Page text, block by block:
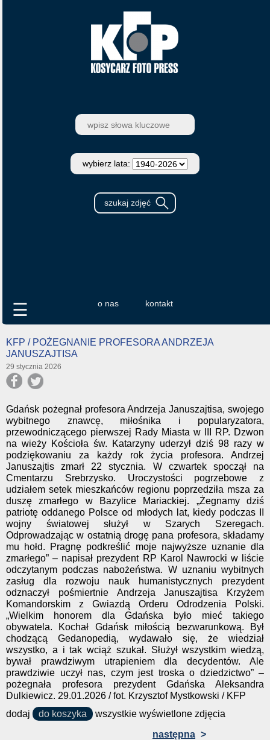
wybierz lata:
o nas kontakt
☰
KFP / POŻEGNANIE PROFESORA ANDRZEJA
JANUSZAJTISA
29 stycznia 2026
Gdańsk pożegnał profesora Andrzeja Januszajtisa, swojego
wybitnego znawcę, miłośnika i popularyzatora,
przewodniczącego pierwszej Rady Miasta w III RP. Dzwon
na wieży Kościoła św. Katarzyny uderzył dziś 98 razy w
podziękowaniu za każdy rok życia profesora. Andrzej
Januszajtis zmarł 22 stycznia. W czwartek spoczął na
Cmentarzu Srebrzysko. Uroczystości pogrzebowe z
udziałem setek mieszkańców regionu poprzedziła msza za
duszę zmarłego w Bazylice Mariackiej. „Żegnamy dziś
patriotę oddanego Polsce od młodych lat, kiedy podczas II
wojny światowej służył w Szarych Szeregach.
Odprowadzając w ostatnią drogę pana profesora, składamy
mu hołd. Pragnę podkreślić moje najwyższe uznanie dla
zmarłego” – napisał prezydent RP Karol Nawrocki w liście
odczytanym podczas nabożeństwa. W uznaniu wybitnych
zasług dla rozwoju nauk humanistycznych prezydent
odznaczył pośmiertnie Andrzeja Januszajtisa Krzyżem
Komandorskim z Gwiazdą Orderu Odrodzenia Polski.
„Wielkim honorem dla Gdańska było mieć takiego
obywatela. Kochał Gdańsk miłością bezwarunkową. Był
chodzącą Gedanopedią, wydawało się, że wiedział
wszystko, a i tak wciąż szukał. Służył wszystkim wiedzą,
bywał prawdziwym utrapieniem dla decydentów. Ale
prawdziwie uczył nas, czym jest troska o dziedzictwo” –
pożegnała profesora prezydent Gdańska Aleksandra
Dulkiewicz. 29.01.2026 / fot. Krzysztof Mystkowski / KFP
dodaj
do koszyka
wszystkie wyświetlone zdjęcia
następna >